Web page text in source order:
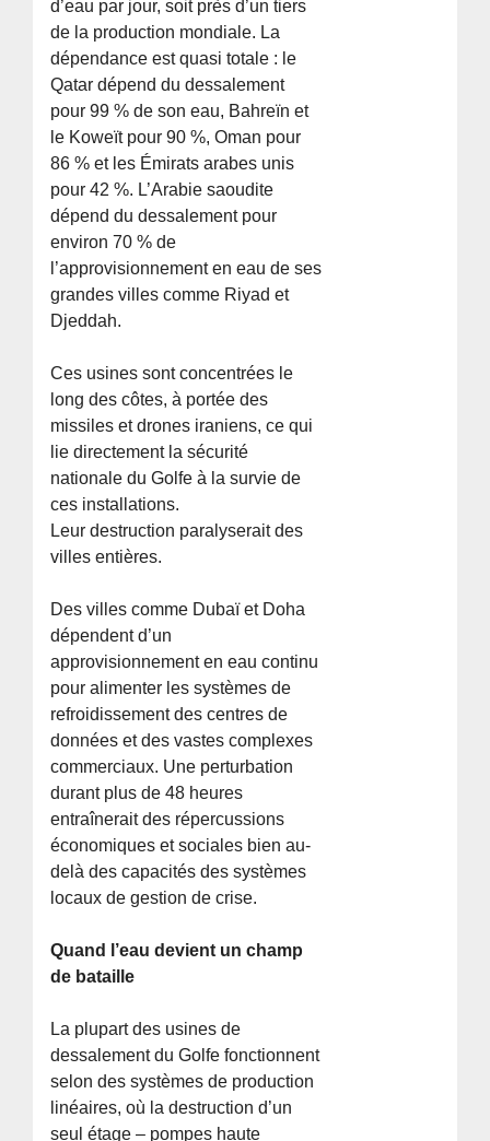
d’eau par jour, soit près d’un tiers
de la production mondiale. La
dépendance est quasi totale : le
Qatar dépend du dessalement
pour 99 % de son eau, Bahreïn et
le Koweït pour 90 %, Oman pour
86 % et les Émirats arabes unis
pour 42 %. L’Arabie saoudite
dépend du dessalement pour
environ 70 % de
l’approvisionnement en eau de ses
grandes villes comme Riyad et
Djeddah.
Ces usines sont concentrées le
long des côtes, à portée des
missiles et drones iraniens, ce qui
lie directement la sécurité
nationale du Golfe à la survie de
ces installations.
Leur destruction paralyserait des
villes entières.
Des villes comme Dubaï et Doha
dépendent d’un
approvisionnement en eau continu
pour alimenter les systèmes de
refroidissement des centres de
données et des vastes complexes
commerciaux. Une perturbation
durant plus de 48 heures
entraînerait des répercussions
économiques et sociales bien au-
delà des capacités des systèmes
locaux de gestion de crise.
Quand l’eau devient un champ
de bataille
La plupart des usines de
dessalement du Golfe fonctionnent
selon des systèmes de production
linéaires, où la destruction d’un
seul étage – pompes haute